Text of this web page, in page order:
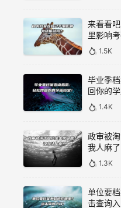
来看看
里影响
1.5K
毕业季
回你的学
1.4K
政审被
我人麻了
1.3K
单位要
击查询入